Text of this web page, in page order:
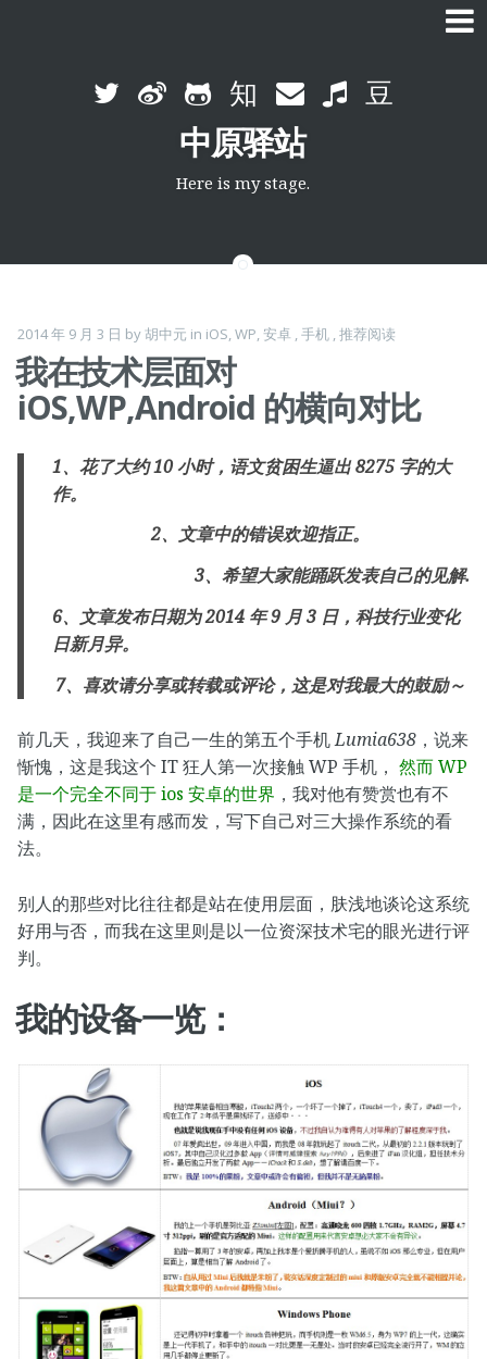
Skip
中原驿站
Here is my stage.
2014 年 9 月 3 日 by胡中元 in iOS,WP,安卓 ,手机 ,推荐阅读
我在技术层面对
iOS,WP,Android 的横向对比
1、花了大约 10 小时，语文贫困生逼出 8275 字的大
作。
2、文章中的错误欢迎指正。
3、希望大家能踊跃发表自己的见解.
6、文章发布日期为 2014 年 9 月 3 日，科技行业变化
日新月异。
7、喜欢请分享或转载或评论，这是对我最大的鼓励～
前几天，我迎来了自己一生的第五个手机Lumia638 ，说来
惭愧，这是我这个 IT 狂人第一次接触 WP 手机， 然而 WP
是一个完全不同于 ios 安卓的世界 ，我对他有赞赏也有不
满，因此在这里有感而发，写下自己对三大操作系统的看
法。
别人的那些对比往往都是站在使用层面，肤浅地谈论这系统
好用与否，而我在这里则是以一位资深技术宅的眼光进行评
判。
我的设备一览：